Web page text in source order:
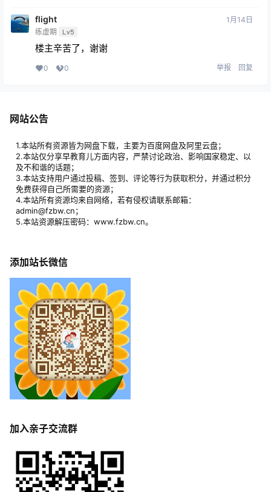
flight
练虚期 Lv5
1月14日
楼主辛苦了，谢谢
0 0 举报 回复
网站公告
1.本站所有资源皆为网盘下载，主要为百度网盘及阿里云盘；
2.本站仅分享早教育儿方面内容，严禁讨论政治、影响国家稳定、以
及不和谐的话题；
3.本站支持用户通过投稿、签到、评论等行为获取积分，并通过积分
免费获得自己所需要的资源；
4.本站所有资源均来自网络，若有侵权请联系邮箱：
admin@fzbw.cn；
5.本站资源解压密码：www.fzbw.cn。
添加站长微信
加入亲子交流群